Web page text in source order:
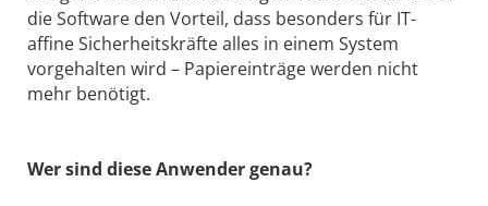
die Software den Vorteil, dass besonders für IT-
affine Sicherheitskräfte alles in einem System
vorgehalten wird – Papiereinträge werden nicht
mehr benötigt.
Wer sind diese Anwender genau?